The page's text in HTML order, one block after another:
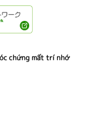
chứng mất trí nhớ